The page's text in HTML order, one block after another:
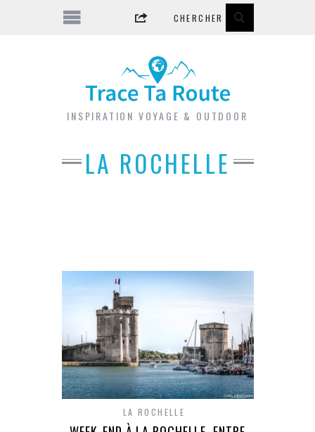
INSPIRATION VOYAGE & OUTDOOR
LA ROCHELLE
LA ROCHELLE